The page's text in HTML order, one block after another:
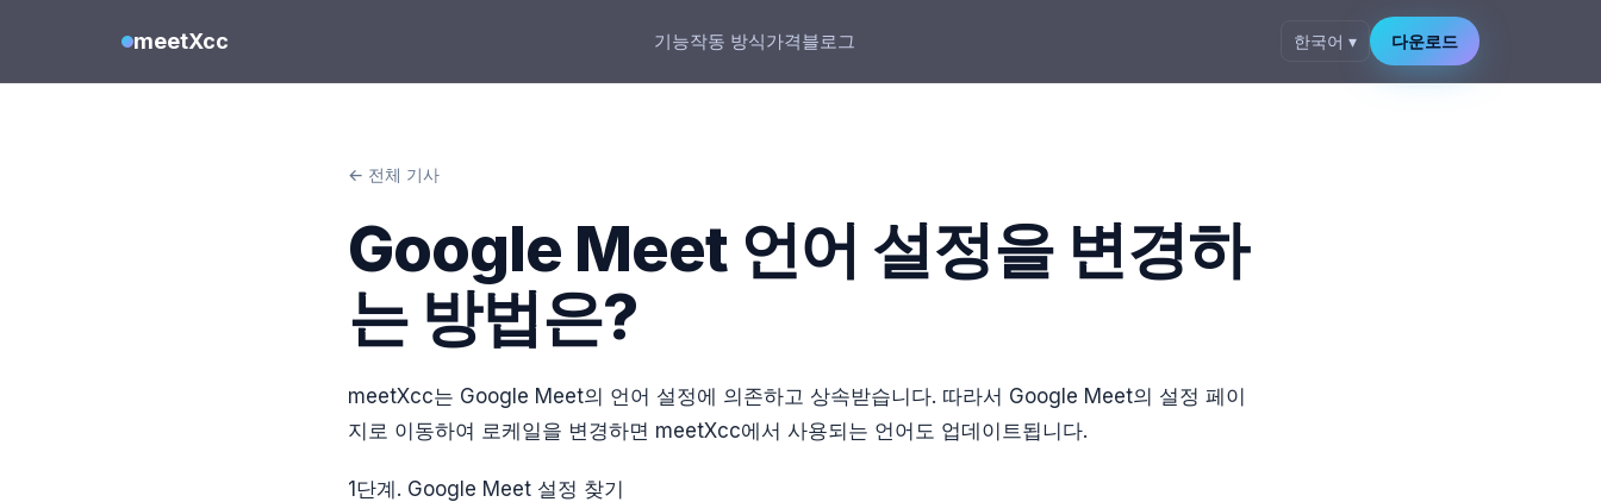
meetXcc 기능작동 방식가격블로그 한국어 ▾ 다운로드
← 전체 기사
Google Meet 언어 설정을 변경하
는 방법은?
meetXcc는 Google Meet의 언어 설정에 의존하고 상속받습니다. 따라서 Google Meet의 설정 페이
지로 이동하여 로케일을 변경하면 meetXcc에서 사용되는 언어도 업데이트됩니다.
1단계. Google Meet 설정 찾기